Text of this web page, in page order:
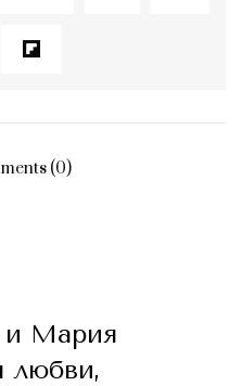
(0)
и Мария
любви,